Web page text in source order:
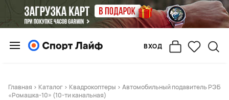
ВХОД
Главная > Каталог > Квадрокоптеры > Автомобильный подавитель РЭБ
«Ромашка-10» (10-ти канальная)